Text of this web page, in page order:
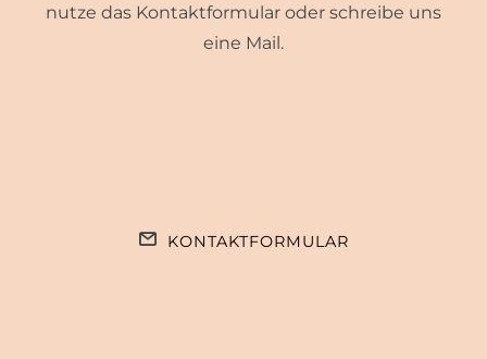
nutze das Kontaktformular oder schreibe uns
eine Mail.
KONTAKTFORMULAR